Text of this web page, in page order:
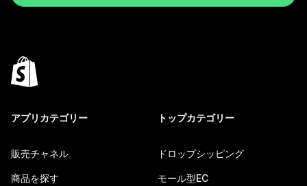
アプリカテゴリー
販売チャネル
商品を探す
トップカテゴリー
ドロップシッピング
モール型EC